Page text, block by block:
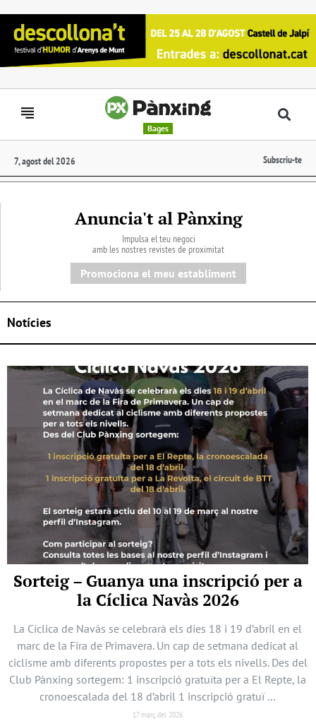
Bages
7, agost del 2026 Subscriu-te
Anuncia't al Pànxing
Impulsa el teu negoci
amb les nostres revistes de proximitat
Promociona el meu establiment
Notícies
Sorteig – Guanya una inscripció per a
la Cíclica Navàs 2026
La Cíclica de Navàs se celebrarà els dies 18 i 19 d’abril en el
marc de la Fira de Primavera. Un cap de setmana dedicat al
ciclisme amb diferents propostes per a tots els nivells. Des del
Club Pànxing sortegem: 1 inscripció gratuïta per a El Repte, la
cronoescalada del 18 d’abril 1 inscripció gratuï …
17 març del 2026